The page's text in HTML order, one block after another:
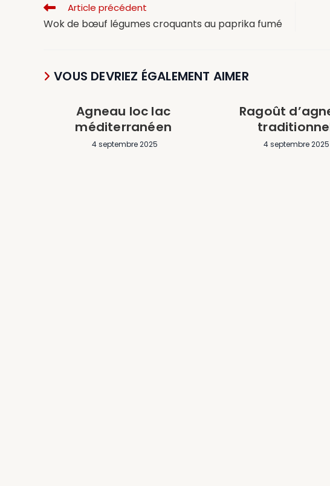
Article précédent
Wok de bœuf légumes croquants au paprika fumé
VOUS DEVRIEZ ÉGALEMENT AIMER
Agneau loc lac
méditerranéen
4 septembre 2025
Ragoût
4 septembre 2025